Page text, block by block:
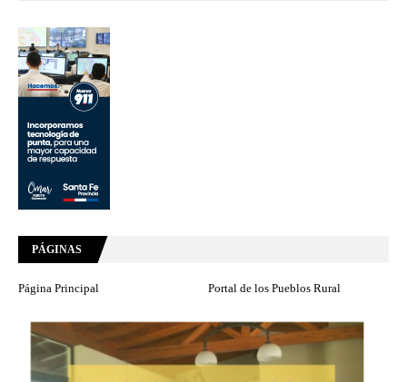
PÁGINAS
Página Principal Portal de los Pueblos Rural